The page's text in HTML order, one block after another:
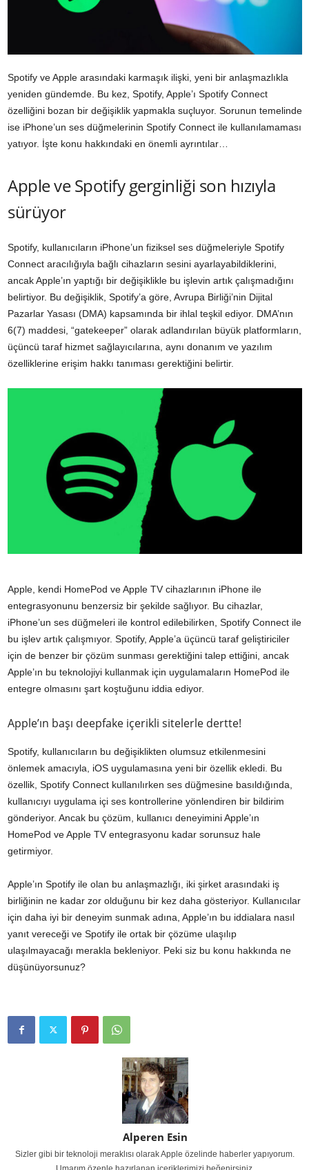
Spotify ve Apple arasındaki karmaşık ilişki, yeni bir anlaşmazlıkla
yeniden gündemde. Bu kez, Spotify, Apple’ı Spotify Connect
özelliğini bozan bir değişiklik yapmakla suçluyor. Sorunun temelinde
ise iPhone’un ses düğmelerinin Spotify Connect ile kullanılamaması
yatıyor. İşte konu hakkındaki en önemli ayrıntılar…
Apple ve Spotify gerginliği son hızıyla
sürüyor
Spotify, kullanıcıların iPhone’un fiziksel ses düğmeleriyle Spotify
Connect aracılığıyla bağlı cihazların sesini ayarlayabildiklerini,
ancak Apple’ın yaptığı bir değişiklikle bu işlevin artık çalışmadığını
belirtiyor. Bu değişiklik, Spotify’a göre, Avrupa Birliği’nin Dijital
Pazarlar Yasası (DMA) kapsamında bir ihlal teşkil ediyor. DMA’nın
6(7) maddesi, “gatekeeper” olarak adlandırılan büyük platformların,
üçüncü taraf hizmet sağlayıcılarına, aynı donanım ve yazılım
özelliklerine erişim hakkı tanıması gerektiğini belirtir.
Apple, kendi HomePod ve Apple TV cihazlarının iPhone ile
entegrasyonunu benzersiz bir şekilde sağlıyor. Bu cihazlar,
iPhone’un ses düğmeleri ile kontrol edilebilirken, Spotify Connect ile
bu işlev artık çalışmıyor. Spotify, Apple’a üçüncü taraf geliştiriciler
için de benzer bir çözüm sunması gerektiğini talep ettiğini, ancak
Apple’ın bu teknolojiyi kullanmak için uygulamaların HomePod ile
entegre olmasını şart koştuğunu iddia ediyor.
Apple’ın başı deepfake içerikli sitelerle dertte!
Spotify, kullanıcıların bu değişiklikten olumsuz etkilenmesini
önlemek amacıyla, iOS uygulamasına yeni bir özellik ekledi. Bu
özellik, Spotify Connect kullanılırken ses düğmesine basıldığında,
kullanıcıyı uygulama içi ses kontrollerine yönlendiren bir bildirim
gönderiyor. Ancak bu çözüm, kullanıcı deneyimini Apple’ın
HomePod ve Apple TV entegrasyonu kadar sorunsuz hale
getirmiyor.
Apple’ın Spotify ile olan bu anlaşmazlığı, iki şirket arasındaki iş
birliğinin ne kadar zor olduğunu bir kez daha gösteriyor. Kullanıcılar
için daha iyi bir deneyim sunmak adına, Apple’ın bu iddialara nasıl
yanıt vereceği ve Spotify ile ortak bir çözüme ulaşılıp
ulaşılmayacağı merakla bekleniyor. Peki siz bu konu hakkında ne
düşünüyorsunuz?
Alperen Esin
Sizler gibi bir teknoloji meraklısı olarak Apple özelinde haberler yapıyorum.